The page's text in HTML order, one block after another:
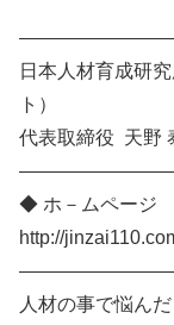
日本人材育成研
ト）
代表取締役 天野
◆ ホ－ムページ
http://
人材の事で悩ん